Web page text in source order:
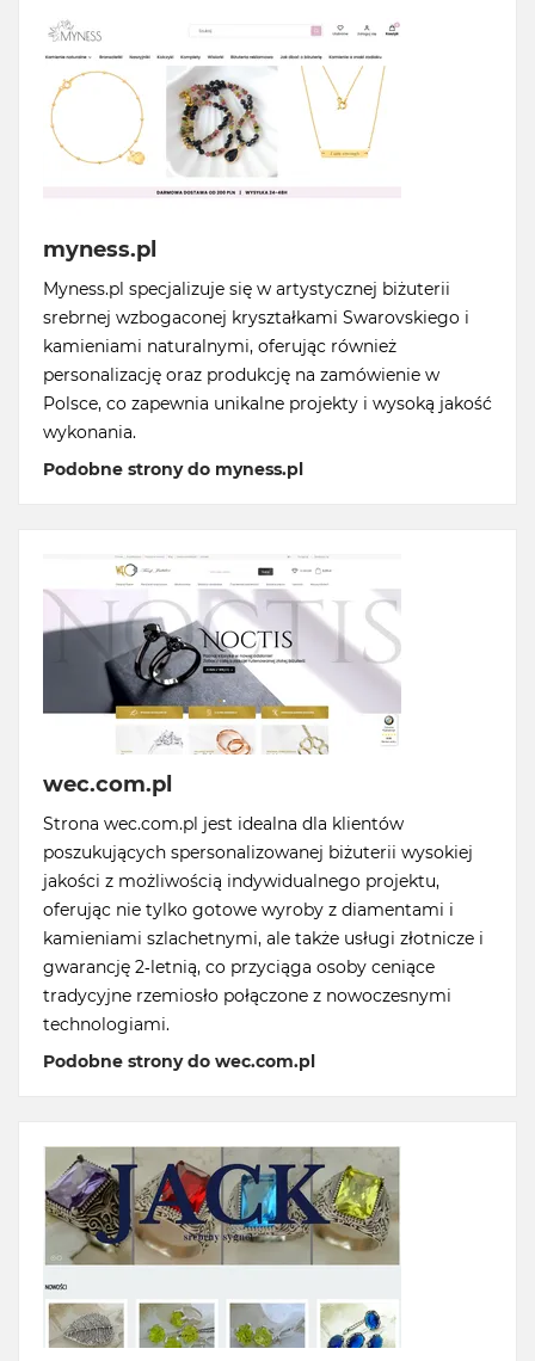
myness.pl
Myness.pl specjalizuje się w artystycznej biżuterii
srebrnej wzbogaconej kryształkami Swarovskiego i
kamieniami naturalnymi, oferując również
personalizację oraz produkcję na zamówienie w
Polsce, co zapewnia unikalne projekty i wysoką jakość
wykonania.
Podobne strony do myness.pl
wec.com.pl
Strona wec.com.pl jest idealna dla klientów
poszukujących spersonalizowanej biżuterii wysokiej
jakości z możliwością indywidualnego projektu,
oferując nie tylko gotowe wyroby z diamentami i
kamieniami szlachetnymi, ale także usługi złotnicze i
gwarancję 2-letnią, co przyciąga osoby ceniące
tradycyjne rzemiosło połączone z nowoczesnymi
technologiami.
Podobne strony do wec.com.pl